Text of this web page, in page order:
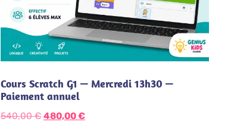
Cours Scratch G1 — Mercredi 13h30 —
Paiement annuel
540,00€ 480,00€